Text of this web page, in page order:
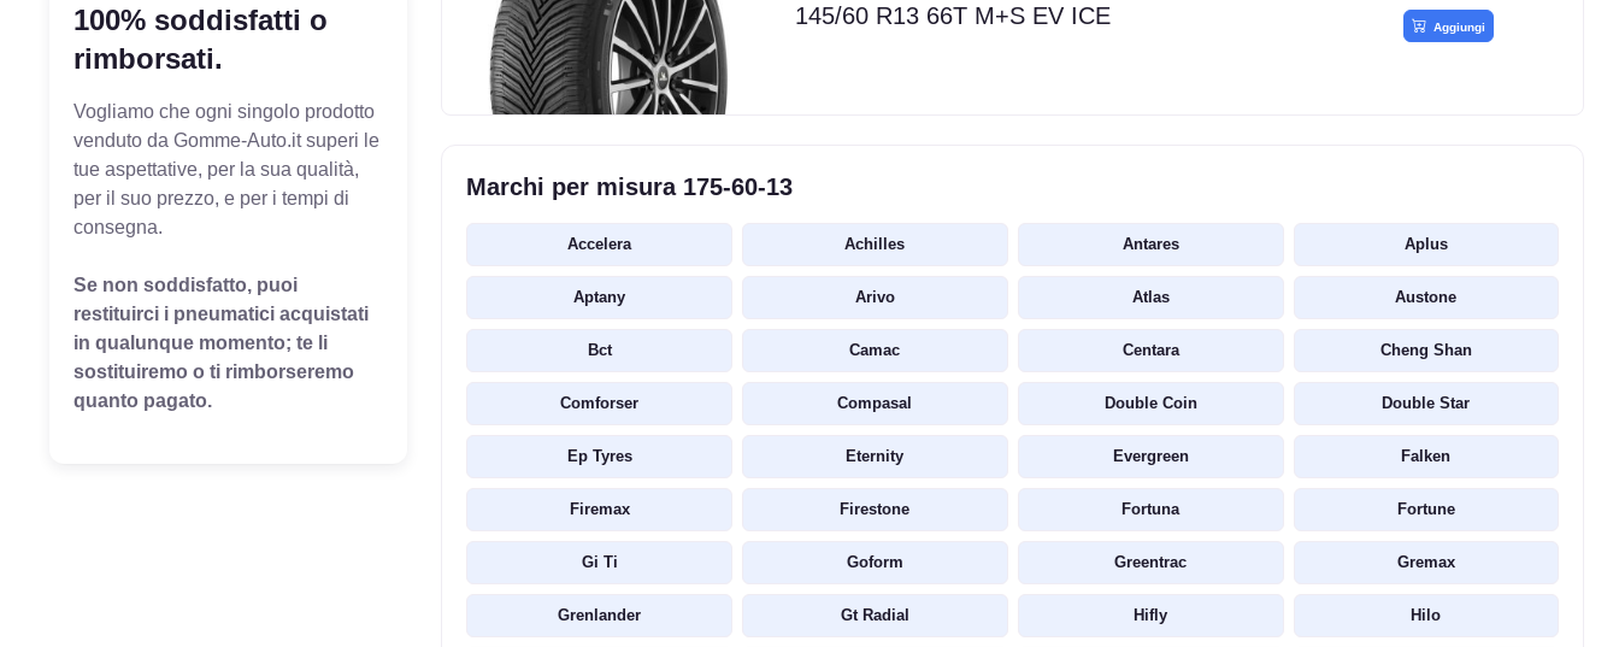
100% soddisfatti o
rimborsati.
Vogliamo che ogni singolo prodotto
venduto da Gomme-Auto.it superi le
tue aspettative, per la sua qualità,
per il suo prezzo, e per i tempi di
consegna.
Se non soddisfatto, puoi
restituirci i pneumatici acquistati
in qualunque momento; te li
sostituiremo o ti rimborseremo
quanto pagato.
145/60 R13 66T M+S EV ICE Aggiungi
Marchi per misura 175-60-13
Accelera Achilles Antares Aplus
Aptany Arivo Atlas Austone
Bct Camac Centara Cheng Shan
Comforser Compasal Double Coin Double Star
Ep Tyres Eternity Evergreen Falken
Firemax Firestone Fortuna Fortune
Gi Ti Goform Greentrac Gremax
Grenlander Gt Radial Hifly Hilo